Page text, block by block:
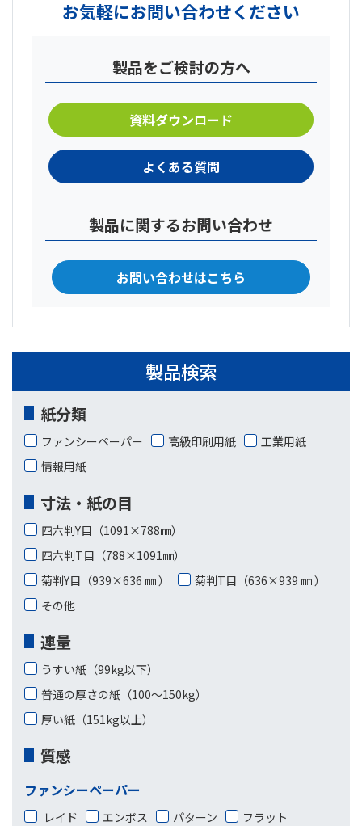
お気軽にお問い合わせください
製品をご検討の方へ
資料ダウンロード
よくある質問
製品に関するお問い合わせ
お問い合わせはこちら
製品検索
紙分類
ファンシーペーパー 高級印刷用紙
工業用紙
情報用紙
寸法・紙の目
四六判Y目（1091×788㎜）
四六判T目（788×1091㎜）
菊判Y目（939×636 ㎜ ）
菊判T目（636×939 ㎜ ）
その他
連量
うすい紙（99kg以下）
普通の厚さの紙（100〜150kg）
厚い紙（151kg以上）
質感
ファンシーペーパー
レイド エンボス パターン
フラット